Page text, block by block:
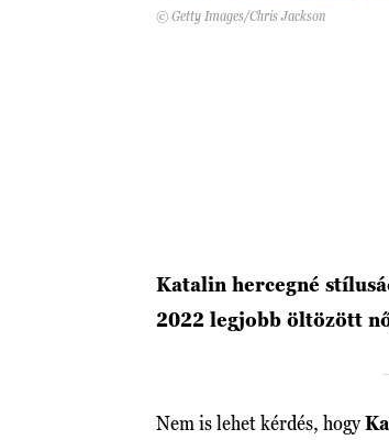
© Getty Images/Chris Jackson
Katalin hercegné
2022 legjobb öltözött
Nem is lehet kérdés, hogy